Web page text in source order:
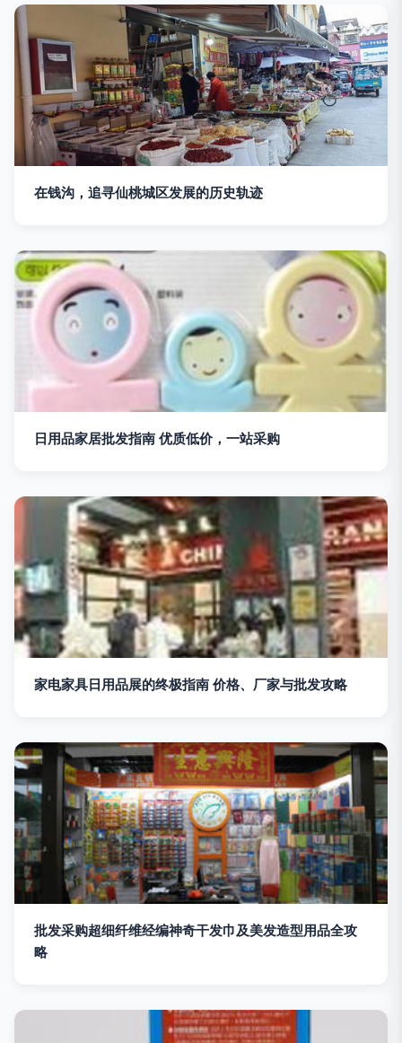
在钱沟，追寻仙桃城区发展的历史轨迹
日用品家居批发指南 优质低价，一站采购
家电家具日用品展的终极指南 价格、厂家与批发攻略
批发采购超细纤维经编神奇干发巾及美发造型用品全攻
略